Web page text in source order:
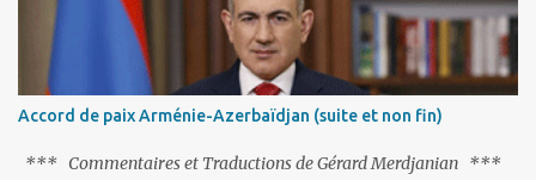
l'URSS, il est exclusivement intéressé par ce qu'il nomme «
l'Arménie réelle ». Même les trois présidents qu'ils l'ont précédés ne
trouvent pas grâce à ses yeux, les traitant de tous les noms, avant
de les traîner en justice. Et comme les politiciens ne lui suffisent
pas, il s'attaque aux dignitaires de l'Église arménienne, les...
Accord de paix Arménie-Azerbaïdjan (suite et non fin)
*** Commentaires et Traductions de Gérard Merdjanian ***